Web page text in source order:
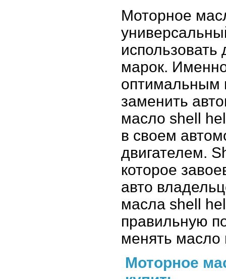
Моторное
марок.
оптимальным
заменить
масло shell
в своем
двигателем.
которое
авто
масла shell
правильную
менять масло
Моторное